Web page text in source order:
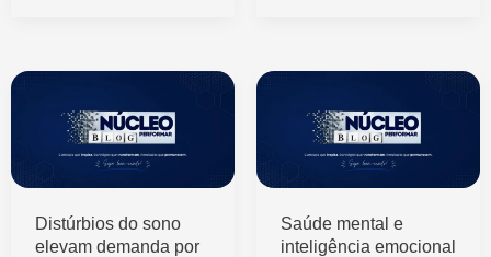
Distúrbios do sono
elevam demanda por
Saúde mental e
inteligência emocional